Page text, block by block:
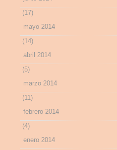
(17)
mayo 2014
(14)
abril 2014
(5)
marzo 2014
(11)
febrero 2014
(4)
enero 2014